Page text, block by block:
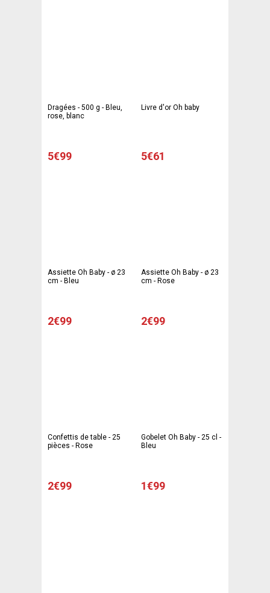
Dragées - 500 g - Bleu,
rose, blanc
5€99
Livre d'or Oh baby
5€61
Assiette Oh Baby - ø 23
cm - Bleu
2€99
Assiette Oh Baby - ø 23
cm - Rose
2€99
Confettis de table - 25
pièces - Rose
2€99
Gobelet Oh Baby - 25 cl -
Bleu
1€99